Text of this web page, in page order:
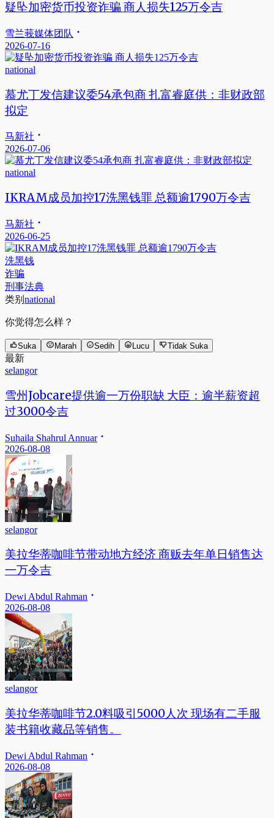
疑坠加密货币投资诈骗 商人损失125万令吉
雪兰莪媒体团队
2026-07-16
national
慕尤丁发信建议委54承包商 扎富睿庭供：非财政部
拟定
马新社
2026-07-06
national
IKRAM成员加控17洗黑钱罪 总额逾1790万令吉
马新社
2026-06-25
洗黑钱
诈骗
刑事法典
类别 national
你觉得怎么样？
Suka Marah Sedih Lucu Tidak Suka
最新
selangor
雪州Jobcare提供逾一万份职缺 大臣：逾半薪资超
过3000令吉
Suhaila Shahrul Annuar
2026-08-08
selangor
美拉华蒂咖啡节带动地方经济 商贩去年单日销售达
一万令吉
Dewi Abdul Rahman
2026-08-08
selangor
美拉华蒂咖啡节2.0料吸引5000人次 现场有二手服
装书籍收藏品等销售。
Dewi Abdul Rahman
2026-08-08